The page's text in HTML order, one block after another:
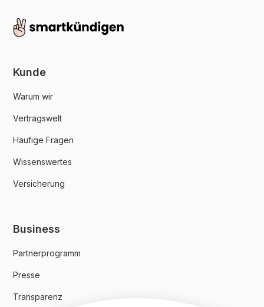
Kunde
Warum wir
Vertragswelt
Häufige Fragen
Wissenswertes
Versicherung
Business
Partnerprogramm
Presse
Transparenz